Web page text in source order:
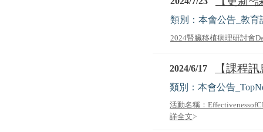
類別：本會公告_教育
2024腎臟移植病理研討會
2024/6/17 【課程
類別：本會公告
活動名稱：
詳全文>